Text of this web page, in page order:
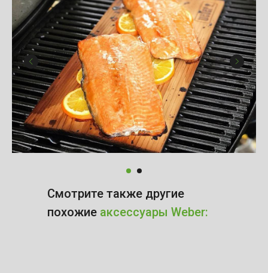
Смотрите также другие
похожие аксессуары Weber: